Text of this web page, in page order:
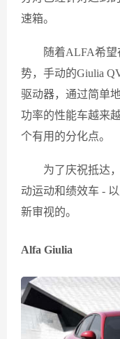
速箱。
随着ALFA希
势，手动的Giulia
驱动器，通过简单
功率的性能车越来
个有用的分化点。
为了庆祝抵达
动运动和绩效车 -
新审视的。
Alfa Giulia